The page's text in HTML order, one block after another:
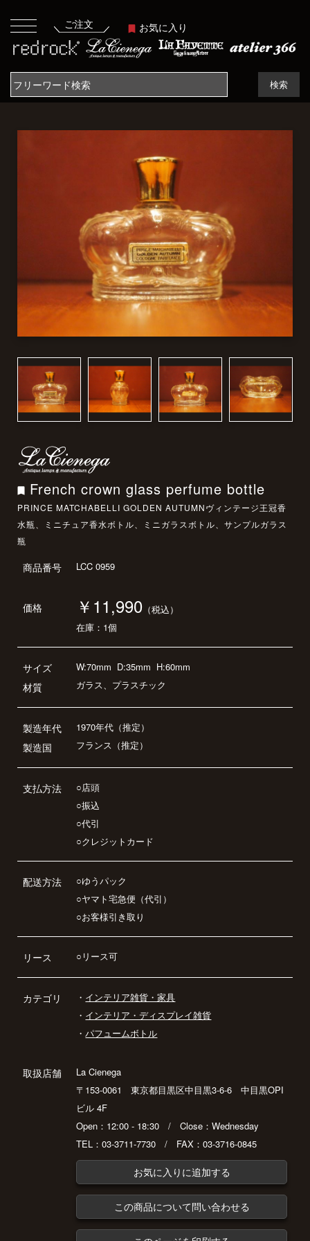
ご注文 お気に入り
検索
French crown glass perfume bottle
PRINCE MATCHABELLI GOLDEN AUTUMNヴィンテージ王冠香
水瓶、ミニチュア香水ボトル、ミニガラスボトル、サンプルガラス
瓶
商品番号 LCC 0959
価格 ￥11,990 （税込）
在庫：1個
サイズ
材質
W:70mm D:35mm H:60mm
ガラス、プラスチック
製造年代
製造国
1970年代（推定）
フランス（推定）
支払方法
○店頭
○振込
○代引
○クレジットカード
配送方法
○ゆうパック
○ヤマト宅急便（代引）
○お客様引き取り
リース ○リース可
カテゴリ ・ インテリア雑貨・家具
・ インテリア・ディスプレイ雑貨
・パフュームボトル
取扱店舗
La Cienega
〒153-0061 東京都目黒区中目黒3-6-6 中目黒OPI
ビル 4F
Open：12:00 - 18:30 / Close：Wednesday
TEL：03-3711-7730 / FAX：03-3716-0845
お気に入りに追加する
この商品について問い合わせる